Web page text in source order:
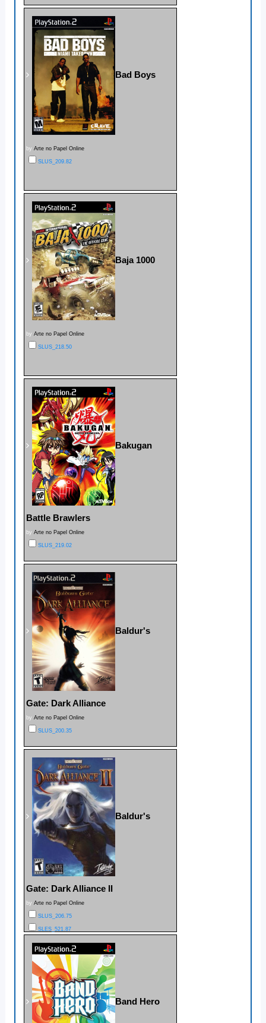
Bad Boys
by Arte no Papel Online
SLUS_209.82
Baja 1000
by Arte no Papel Online
SLUS_218.50
Bakugan
Battle Brawlers
by Arte no Papel Online
SLUS_219.02
Baldur's
Gate: Dark Alliance
by Arte no Papel Online
SLUS_200.35
Baldur's
Gate: Dark Alliance II
by Arte no Papel Online
SLUS_206.75
SLES_521.87
Band Hero